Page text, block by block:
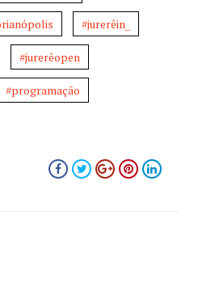
#jurerêin_
#jurerêopen
#programação